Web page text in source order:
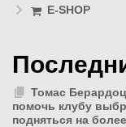
E-SHOP
Томас
помочь клубу
подняться на